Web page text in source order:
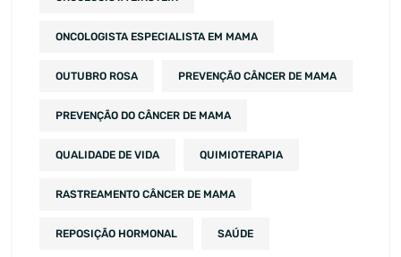
ONCOLOGISTA ESPECIALISTA EM MAMA
OUTUBRO ROSA PREVENÇÃO CÂNCER DE MAMA
PREVENÇÃO DO CÂNCER DE MAMA
QUALIDADE DE VIDA QUIMIOTERAPIA
RASTREAMENTO CÂNCER DE MAMA
REPOSIÇÃO HORMONAL SAÚDE